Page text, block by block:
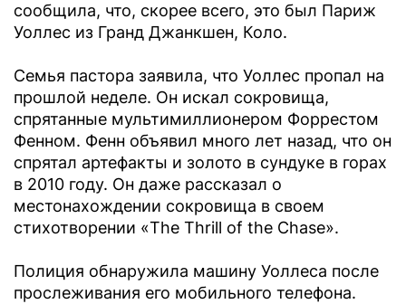
сообщила, что, скорее всего, это был Париж
Уоллес из Гранд Джанкшен, Коло.
Семья пастора заявила, что Уоллес пропал на
прошлой неделе. Он искал сокровища,
спрятанные мультимиллионером Форрестом
Фенном. Фенн объявил много лет назад, что он
спрятал артефакты и золото в сундуке в горах
в 2010 году. Он даже рассказал о
местонахождении сокровища в своем
стихотворении «The Thrill of the Chase».
Полиция обнаружила машину Уоллеса после
прослеживания его мобильного телефона.